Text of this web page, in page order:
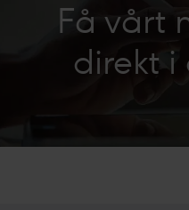
Få vårt
direkt i